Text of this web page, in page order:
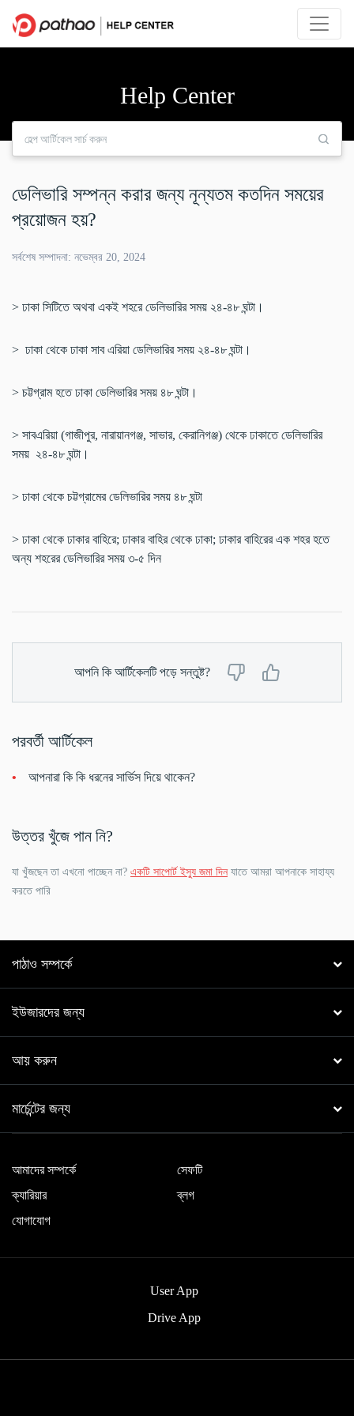
Help Center
ডেলিভারি সম্পন্ন করার জন্য নূন্যতম কতদিন সময়ের
প্রয়োজন হয়?
সর্বশেষ সম্পাদনা: নভেম্বর 20, 2024
> ঢাকা সিটিতে অথবা একই শহরে ডেলিভারির সময় ২৪-৪৮ ঘন্টা।
> ঢাকা থেকে ঢাকা সাব এরিয়া ডেলিভারির সময় ২৪-৪৮ ঘন্টা।
> চট্টগ্রাম হতে ঢাকা ডেলিভারির সময় ৪৮ ঘন্টা।
> সাবএরিয়া (গাজীপুর, নারায়ানগঞ্জ, সাভার, কেরানিগঞ্জ) থেকে ঢাকাতে ডেলিভারির
সময় ২৪-৪৮ ঘন্টা।
> ঢাকা থেকে চট্টগ্রামের ডেলিভারির সময় ৪৮ ঘন্টা
> ঢাকা থেকে ঢাকার বাহিরে; ঢাকার বাহির থেকে ঢাকা; ঢাকার বাহিরের এক শহর হতে
অন্য শহরের ডেলিভারির সময় ৩-৫ দিন
আপনি কি আর্টিকেলটি পড়ে সন্তুষ্ট?
পরবর্তী আর্টিকেল
আপনারা কি কি ধরনের সার্ভিস দিয়ে থাকেন?
উত্তর খুঁজে পান নি?
যা খুঁজছেন তা এখনো পাচ্ছেন না? একটি সাপোর্ট ইস্যু জমা দিনযাতে আমরা আপনাকে সাহায্য
করতে পারি
পাঠাও সম্পর্কে
ইউজারদের জন্য
আয় করুন
মার্চেন্টের জন্য
আমাদের সম্পর্কে
সেফটি
ক্যারিয়ার
ব্লগ
যোগাযোগ
User App
Drive App